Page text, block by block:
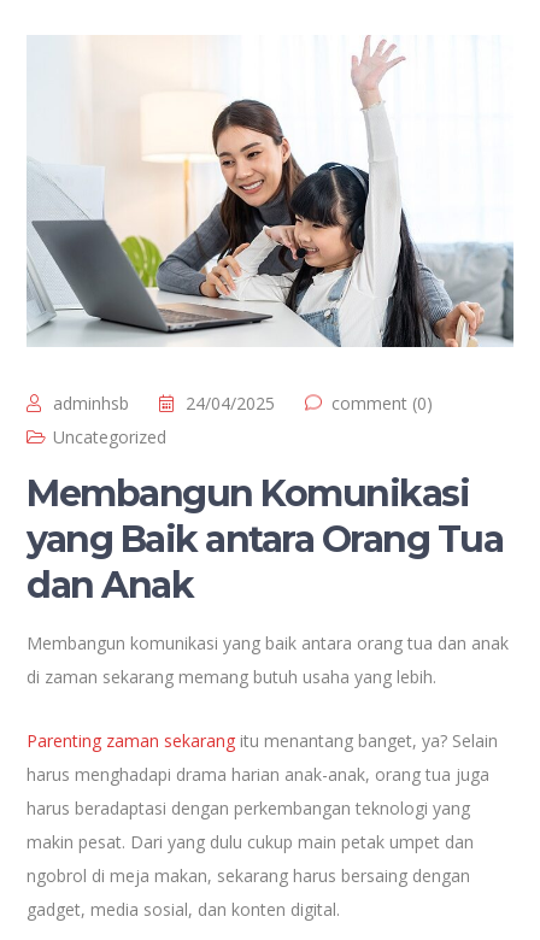
adminhsb 24/04/2025
comment (0)
Uncategorized
Membangun Komunikasi
yang Baik antara Orang Tua
dan Anak
Membangun komunikasi yang baik antara orang tua dan anak
di zaman sekarang memang butuh usaha yang lebih.
Parenting zaman sekarang itu menantang banget, ya? Selain
harus menghadapi drama harian anak-anak, orang tua juga
harus beradaptasi dengan perkembangan teknologi yang
makin pesat. Dari yang dulu cukup main petak umpet dan
ngobrol di meja makan, sekarang harus bersaing dengan
gadget, media sosial, dan konten digital.